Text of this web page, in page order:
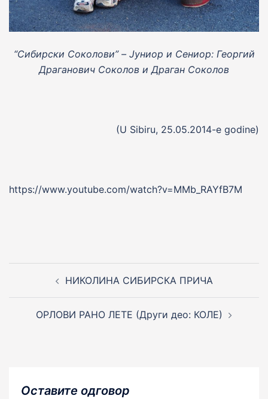
“Сибирски Соколови” – Jуниор и Сениор: Георгий
Драганович Соколов и Драган Соколов
(U Sibiru, 25.05.2014-e godine)
https://www.youtube.com/watch?v=MMb_RAYfB7M
Post
navigationНИКОЛИНА СИБИРСКА ПРИЧА
ОРЛОВИ РАНО ЛЕТЕ (Други део: КОЛЕ)
Оставите одговор